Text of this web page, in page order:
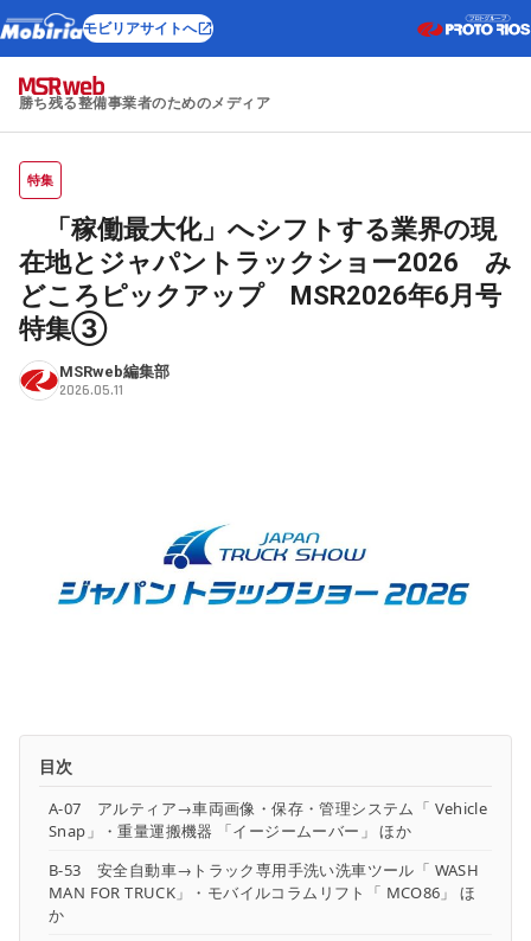
モビリアサイトへ
勝ち残る整備事業者のためのメディア
特集
「稼働最大化」へシフトする業界の現
在地とジャパントラックショー2026 み
どころピックアップ MSR2026年6月号
特集③
MSRweb編集部
2026.05.11
目次
A-07 アルティア→車両画像・保存・管理システム「 Vehicle
Snap」・重量運搬機器 「イージームーバー」 ほか
B-53 安全自動車→トラック専用手洗い洗車ツール「 WASH
MAN FOR TRUCK」・モバイルコラムリフト「 MCO86」 ほ
か